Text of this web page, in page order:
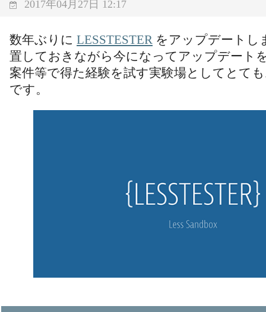
2017年04月27日 12:17
数年ぶりに LESSTESTER をアップデートし
置しておきながら今になってアップデート
案件等で得た経験を試す実験場としてとて
です。